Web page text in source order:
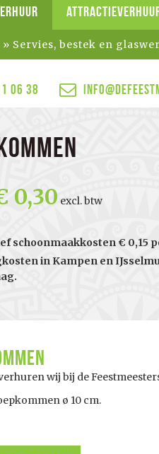
Servies, bestek en
06 38
0,30 excl. btw
schoonmaakkosten € 0,15
in Kampen en
wij bij de
ø 10 cm.